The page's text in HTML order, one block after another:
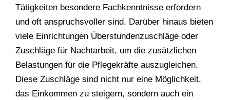
Tätigkeiten besondere Fachkenntnisse erfordern
und oft anspruchsvoller sind. Darüber hinaus bieten
viele Einrichtungen Überstundenzuschläge oder
Zuschläge für Nachtarbeit, um die zusätzlichen
Belastungen für die Pflegekräfte auszugleichen.
Diese Zuschläge sind nicht nur eine Möglichkeit,
das Einkommen zu steigern, sondern auch ein